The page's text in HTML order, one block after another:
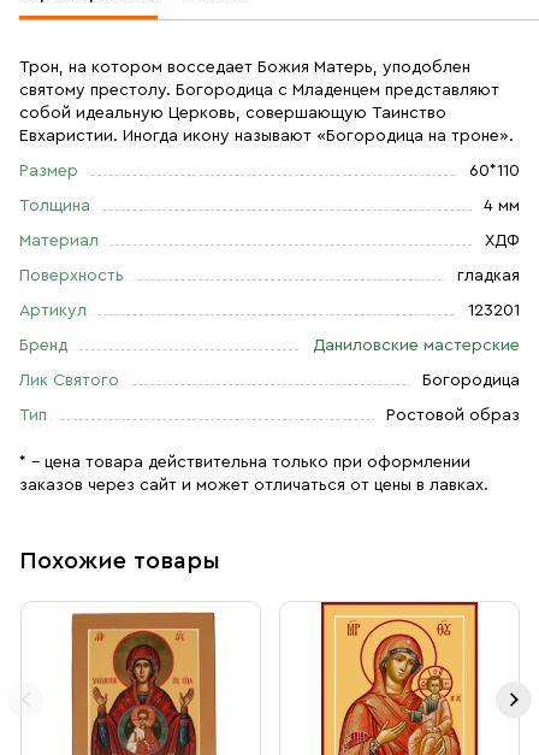
Трон, на котором восседает Божия Матерь, уподоблен
святому престолу. Богородица с Младенцем представляют
собой идеальную Церковь, совершающую Таинство
Евхаристии. Иногда икону называют «Богородица на троне».
Размер 60*110
Толщина 4 мм
Материал ХДФ
Поверхность гладкая
Артикул 123201
Бренд Даниловские мастерские
Лик Святого Богородица
Тип Ростовой образ
* – цена товара действительна только при оформлении
заказов через сайт и может отличаться от цены в лавках.
Похожие товары